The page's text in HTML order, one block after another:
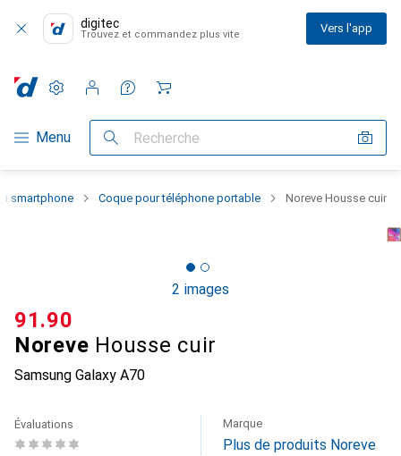
digitec
Trouvez et commandez plus vite Vers l'app
Navigation par catégorie
Menu Recherche
Paramètres
Compte client
Listes de comparaison
Listes d'envies
Panier
smartphone Coque pour téléphone portable Noreve Housse cuir
2 images
Noreve Housse cuir
Samsung Galaxy A70
CHF
91.90
Évaluations Marque
Plus de produits Noreve